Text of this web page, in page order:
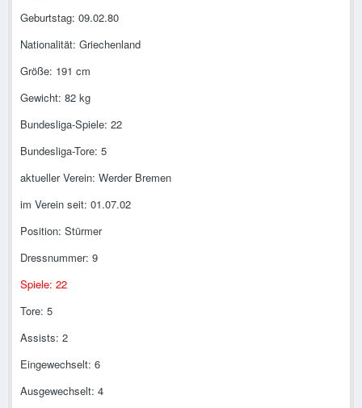
Geburtstag: 09.02.80
Nationalität: Griechenland
Größe: 191 cm
Gewicht: 82 kg
Bundesliga-Spiele: 22
Bundesliga-Tore: 5
aktueller Verein: Werder Bremen
im Verein seit: 01.07.02
Position: Stürmer
Dressnummer: 9
Spiele: 22
Tore: 5
Assists: 2
Eingewechselt: 6
Ausgewechselt: 4